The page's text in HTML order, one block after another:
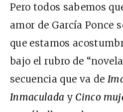
Pero todos sabemos
amor de García Ponce
que estamos
bajo el rubro de
secuencia que va de
Inmaculada y Cinco